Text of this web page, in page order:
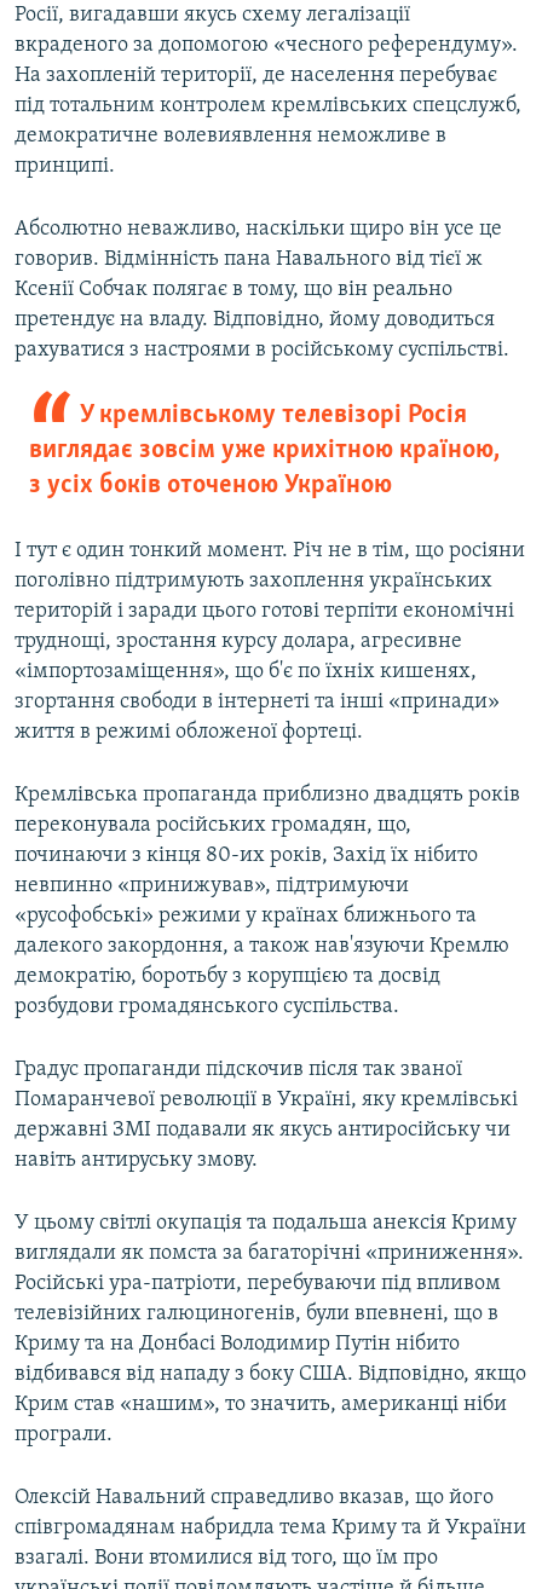
Росії, вигадавши якусь схему легалізації
вкраденого за допомогою «чесного референдуму».
На захопленій території, де населення перебуває
під тотальним контролем кремлівських спецслужб,
демократичне волевиявлення неможливе в
принципі.
Абсолютно неважливо, наскільки щиро він усе це
говорив. Відмінність пана Навального від тієї ж
Ксенії Собчак полягає в тому, що він реально
претендує на владу. Відповідно, йому доводиться
рахуватися з настроями в російському суспільстві.
У кремлівському телевізорі Росія
виглядає зовсім уже крихітною країною,
з усіх боків оточеною Україною
І тут є один тонкий момент. Річ не в тім, що росіяни
поголівно підтримують захоплення українських
територій і заради цього готові терпіти економічні
труднощі, зростання курсу долара, агресивне
«імпортозаміщення», що б'є по їхніх кишенях,
згортання свободи в інтернеті та інші «принади»
життя в режимі обложеної фортеці.
Кремлівська пропаганда приблизно двадцять років
переконувала російських громадян, що,
починаючи з кінця 80-их років, Захід їх нібито
невпинно «принижував», підтримуючи
«русофобські» режими у країнах ближнього та
далекого закордоння, а також нав'язуючи Кремлю
демократію, боротьбу з корупцією та досвід
розбудови громадянського суспільства.
Градус пропаганди підскочив після так званої
Помаранчевої революції в Україні, яку кремлівські
державні ЗМІ подавали як якусь антиросійську чи
навіть антируську змову.
У цьому світлі окупація та подальша анексія Криму
виглядали як помста за багаторічні «приниження».
Російські ура-патріоти, перебуваючи під впливом
телевізійних галюциногенів, були впевнені, що в
Криму та на Донбасі Володимир Путін нібито
відбивався від нападу з боку США. Відповідно, якщо
Крим став «нашим», то значить, американці ніби
програли.
Олексій Навальний справедливо вказав, що його
співгромадянам набридла тема Криму та й України
взагалі. Вони втомилися від того, що їм про